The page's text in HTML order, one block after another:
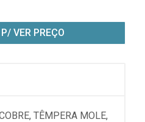
VER PREÇO
TÊMPERA MOLE,